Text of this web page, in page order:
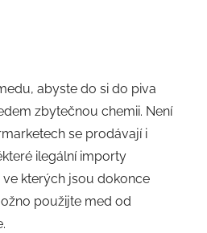
abyste do si do piva
zbytečnou chemii. Není
se prodávají i
ilegální importy
ve kterých jsou dokonce
použijte med od